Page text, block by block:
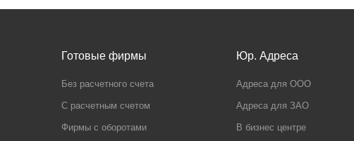
Готовые фирмы
Без расчетного счета
С расчетным счетом
Фирмы с оборотами
Юр. Адреса
Адреса для ООО
Адреса для ЗАО
В бизнес центре